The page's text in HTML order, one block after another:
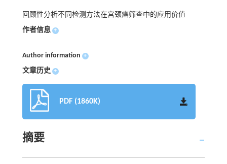
回顾性分析不同检测方法在宫颈癌筛查中的应用价值
作者信息 +
Author information +
文章历史 +
PDF (1860K)
摘要